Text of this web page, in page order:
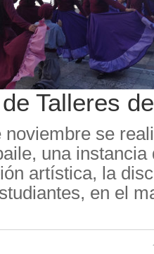
Talleres
noviembre se
una instancia
artística, la
en el